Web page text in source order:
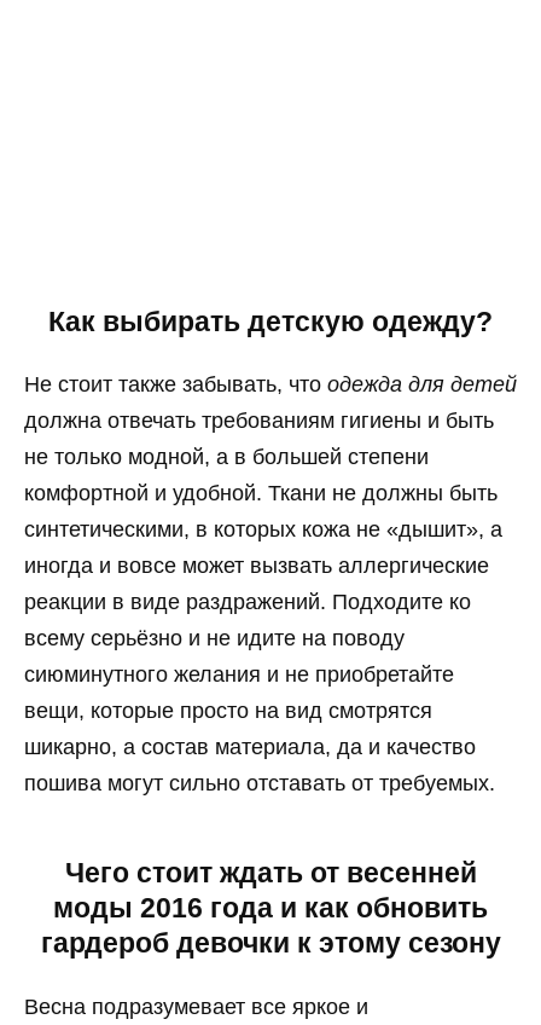
Как выбирать детскую одежду?
Не стоит также забывать, что одежда для детей
должна отвечать требованиям гигиены и быть
не только модной, а в большей степени
комфортной и удобной. Ткани не должны быть
синтетическими, в которых кожа не «дышит», а
иногда и вовсе может вызвать аллергические
реакции в виде раздражений. Подходите ко
всему серьёзно и не идите на поводу
сиюминутного желания и не приобретайте
вещи, которые просто на вид смотрятся
шикарно, а состав материала, да и качество
пошива могут сильно отставать от требуемых.
Чего стоит ждать от весенней
моды 2016 года и как обновить
гардероб девочки к этому сезону
Весна подразумевает все яркое и